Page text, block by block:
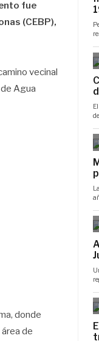
fue
(CEBP),
vecinal
Agua
donde
de